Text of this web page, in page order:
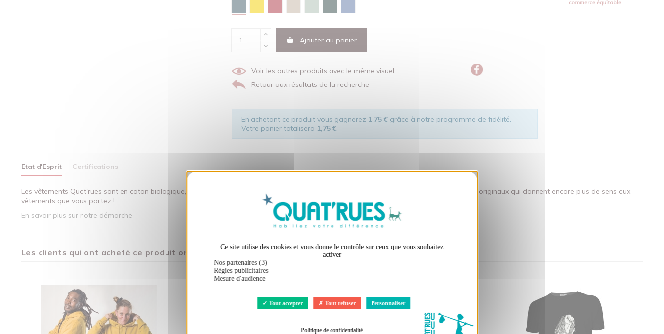
Ce site utilise des cookies et vous donne le contrôle sur ceux que vous souhaitez
activer
Nos partenaires (3)
Régies publicitaires
Mesure d'audience
Tout accepter Tout refuser Personnaliser
Politique de confidentialité
Ajouter au panier
Voir les autres produits avec le même visuel
Retour aux résultats de la recherche
En achetant ce produit vous gagnerez 1,75 €grâce à notre programme de fidélité.
Votre panier totalisera 1,75 €.
Etat d'Esprit Certifications
Les vêtements Quat'rues sont en coton biologique, fabriqués dans le respect de l'homme et de son environnement... sans oublier des visuels originaux qui donnent encore plus de sens aux
vêtements que vous portez !
En savoir plus sur notre démarche
Les clients qui ont acheté ce produit ont également acheté :